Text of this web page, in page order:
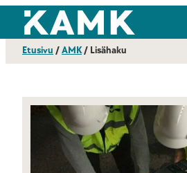
Siirry
suoraan
sisältöön
Kajaanin ammattikorkeakoulu
Etusivu /AMK/ Lisähaku